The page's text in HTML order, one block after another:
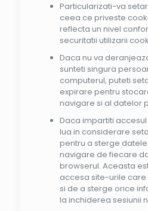
Particularizati-va
ceea ce priveste
reflecta un nivel
securitatii utilizarii
Daca nu va
sunteti singura
computerul, puteti
expirare pentru
navigare si al datelor
Daca impartiti
lua in considerare
pentru a sterge
navigare de fiecare
browserul. Aceasta
accesa site-urile
si de a sterge orice
la inchiderea sesiunii